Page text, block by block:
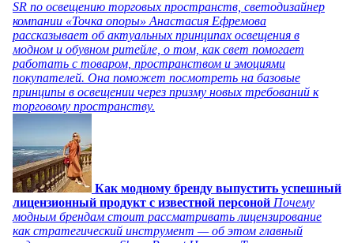
SR по освещению торговых пространств, светодизайнер
компании «Точка опоры» Анастасия Ефремова
рассказывает об актуальных принципах освещения в
модном и обувном ритейле, о том, как свет помогает
работать с товаром, пространством и эмоциями
покупателей. Она поможет посмотреть на базовые
принципы в освещении через призму новых требований к
торговому пространству.
Как модному бренду выпустить успешный
лицензионный продукт с известной персоной Почему
модным брендам стоит рассматривать лицензирование
как стратегический инструмент — об этом главный